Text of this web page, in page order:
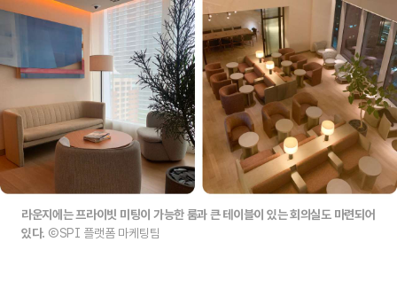
라운지에는 프라이빗 미팅이 가능한 룸과 큰 테이블이 있는 회의실도 마련되어
있다. ⒸSPI 플랫폼 마케팅팀